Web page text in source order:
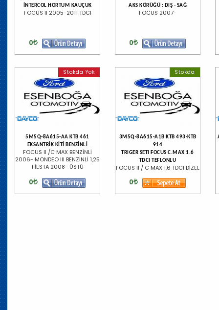
İNTERCOL HORTUM KAUÇUK
FOCUS II 2005-2011 TDCI
0
AKS KÖRÜĞÜ : DIŞ - SAĞ
FOCUS 2007-
0
Stokda Yok
5M5Q-8A615-AA KTB 461
EKSANTRİK KİTİ BENZİNLİ
FOCUS II /C MAX BENZİNLİ
2006- MONDEO III BENZİNLİ 1,25
FİESTA 2008- ÜSTÜ
0
Stokda
3M5Q-8A615-A1B KTB 493-KTB
914
TRIGER SETI FOCUS C.MAX 1.6
TDCI TEFLONLU
FOCUS II / C MAX 1.6 TDCI DİZEL
0